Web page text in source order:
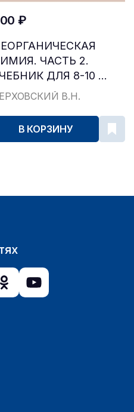
₽
ЧАСТЬ 2.
ДЛЯ 8-10 ...
В.Н.
В КОРЗИНУ